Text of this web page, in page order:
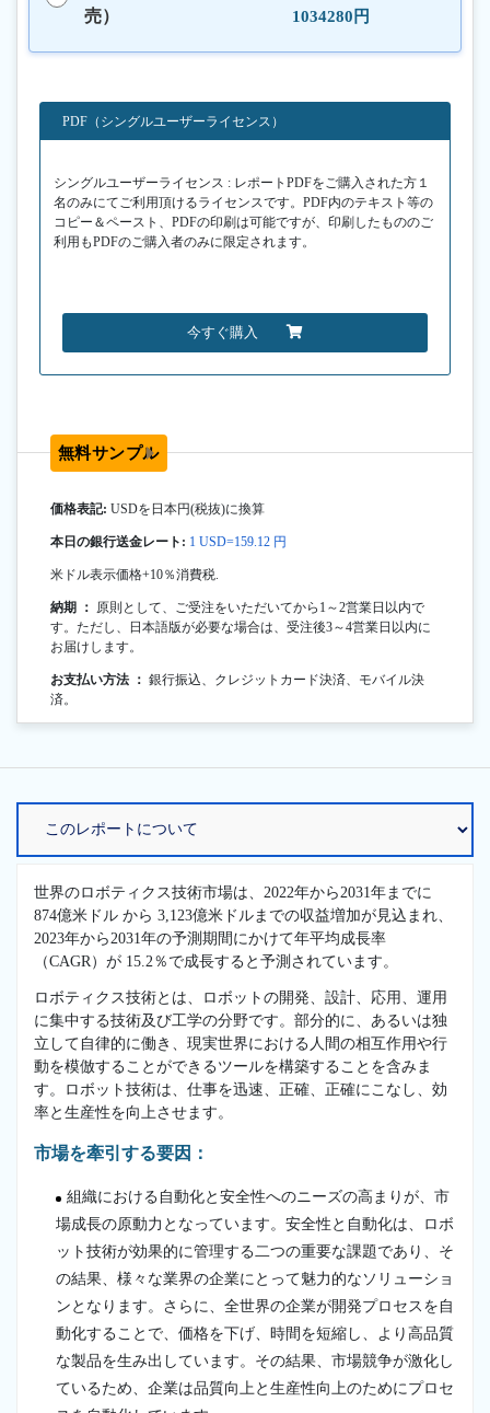
売）
1034280円
PDF（シングルユーザーライセンス）
シングルユーザーライセンス : レポートPDFをご購入された方１
名のみにてご利用頂けるライセンスです。PDF内のテキスト等の
コピー＆ペースト、PDFの印刷は可能ですが、印刷したもののご
利用もPDFのご購入者のみに限定されます。
今すぐ購入
無料サンプル
価格表記: USDを日本円(税抜)に換算
本日の銀行送金レート: 1 USD=159.12 円
米ドル表示価格+10％消費税.
納期 ： 原則として、ご受注をいただいてから1～2営業日以内で
す。ただし、日本語版が必要な場合は、受注後3～4営業日以内に
お届けします。
お支払い方法 ： 銀行振込、クレジットカード決済、モバイル決
済。
世界のロボティクス技術市場は、2022年から2031年までに
874億米ドル から 3,123億米ドルまでの収益増加が見込まれ、
2023年から2031年の予測期間にかけて年平均成長率
（CAGR）が 15.2％で成長すると予測されています。
ロボティクス技術とは、ロボットの開発、設計、応用、運用
に集中する技術及び工学の分野です。部分的に、あるいは独
立して自律的に働き、現実世界における人間の相互作用や行
動を模倣することができるツールを構築することを含みま
す。ロボット技術は、仕事を迅速、正確、正確にこなし、効
率と生産性を向上させます。
市場を牽引する要因：
組織における自動化と安全性へのニーズの高まりが、市
場成長の原動力となっています。安全性と自動化は、ロボ
ット技術が効果的に管理する二つの重要な課題であり、そ
の結果、様々な業界の企業にとって魅力的なソリューショ
ンとなります。さらに、全世界の企業が開発プロセスを自
動化することで、価格を下げ、時間を短縮し、より高品質
な製品を生み出しています。その結果、市場競争が激化し
ているため、企業は品質向上と生産性向上のためにプロセ